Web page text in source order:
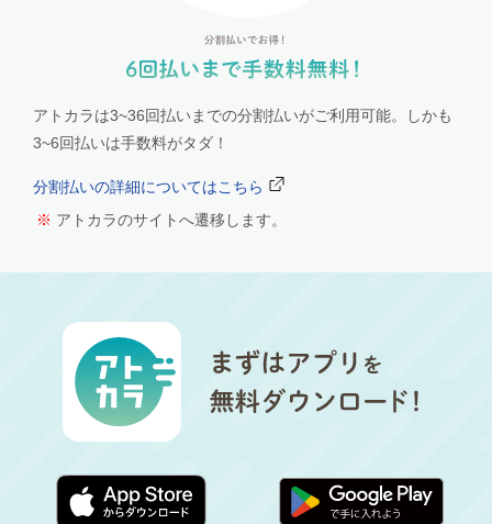
アトカラは3~36回払いまでの分割払いがご利用可能。しかも
3~6回払いは手数料がタダ！
分割払いの詳細についてはこちら
アトカラのサイトへ遷移します。